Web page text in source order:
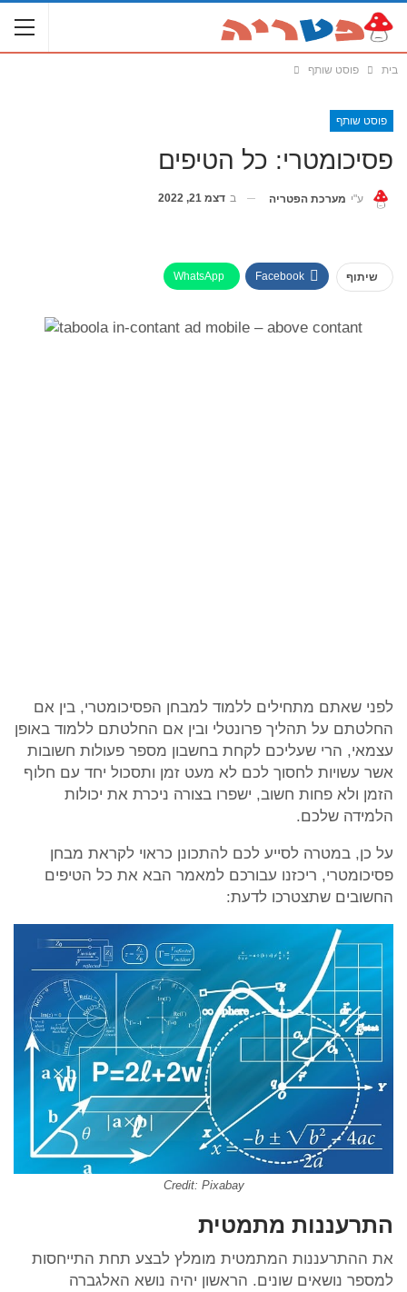
בית פוסט שותף
פוסט שותף
פסיכומטרי: כל הטיפים
ע"י מערכת הפטריה ב דצמ 21, 2022
שיתוף Facebook
WhatsApp
לפני שאתם מתחילים ללמוד למבחן הפסיכומטרי, בין אם
החלטתם על תהליך פרונטלי ובין אם החלטתם ללמוד באופן
עצמאי, הרי שעליכם לקחת בחשבון מספר פעולות חשובות
אשר עשויות לחסוך לכם לא מעט זמן ותסכול יחד עם חלוף
הזמן ולא פחות חשוב, ישפרו בצורה ניכרת את יכולות
הלמידה שלכם.
על כן, במטרה לסייע לכם להתכונן כראוי לקראת מבחן
פסיכומטרי, ריכזנו עבורכם למאמר הבא את כל הטיפים
החשובים שתצטרכו לדעת:
Credit: Pixabay
התרעננות מתמטית
את ההתרעננות המתמטית מומלץ לבצע תחת התייחסות
למספר נושאים שונים. הראשון יהיה נושא האלגברה